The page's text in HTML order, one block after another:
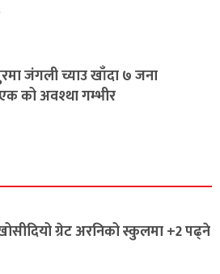
जंगली च्याउ खाँदा ७ जना
को अवश्था गम्भीर
ग्रेट अरनिको स्कुलमा +2 पढ्ने